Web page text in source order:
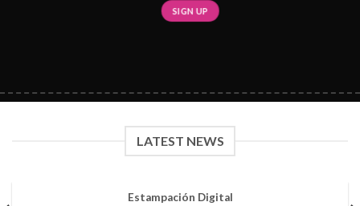
LATEST NEWS
Estampación Digital